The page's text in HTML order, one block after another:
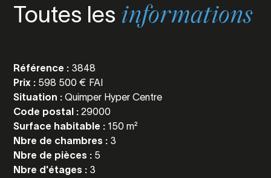
Toutes les informations
Référence : 3848
Prix : 598 500 € FAI
Situation :Quimper Hyper Centre
Code postal :29000
Surface habitable : 150 m²
Nbre de chambres : 3
Nbre de pièces : 5
Nbre d'étages : 3